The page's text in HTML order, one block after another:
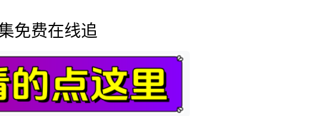
免费在线追